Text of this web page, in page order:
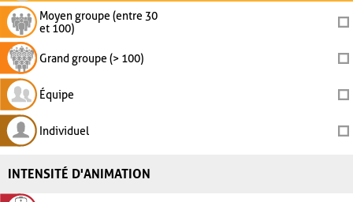
Moyen groupe (entre 30
et 100)
Grand groupe (> 100)
Équipe
Individuel
INTENSITÉ D'ANIMATION